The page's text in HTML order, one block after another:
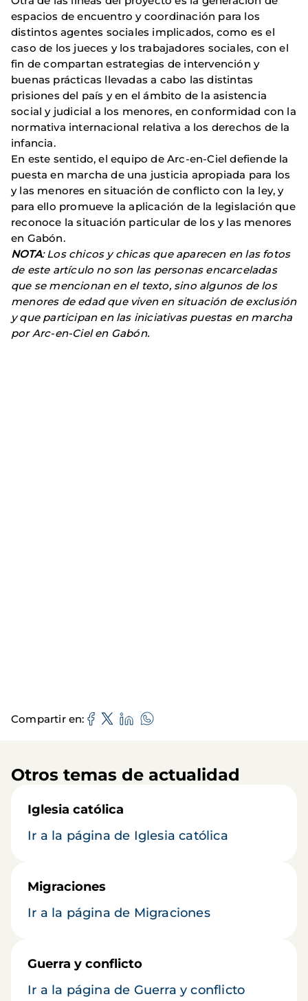
espacios de encuentro y coordinación para los
distintos agentes sociales implicados, como es el
caso de los jueces y los trabajadores sociales, con el
fin de compartan estrategias de intervención y
buenas prácticas llevadas a cabo las distintas
prisiones del país y en el ámbito de la asistencia
social y judicial a los menores, en conformidad con la
normativa internacional relativa a los derechos de la
infancia.
En este sentido, el equipo de Arc-en-Ciel defiende la
puesta en marcha de una justicia apropiada para los
y las menores en situación de conflicto con la ley, y
para ello promueve la aplicación de la legislación que
reconoce la situación particular de los y las menores
en Gabón.
NOTA: Los chicos y chicas que aparecen en las fotos
de este artículo no son las personas encarceladas
que se mencionan en el texto, sino algunos de los
menores de edad que viven en situación de exclusión
y que participan en las iniciativas puestas en marcha
por Arc-en-Ciel en Gabón.
Compartir en
Otros temas de actualidad
Iglesia católica
Ir a la página de Iglesia católica
Migraciones
Ir a la página de Migraciones
Guerra y conflicto
Ir a la página de Guerra y conflicto